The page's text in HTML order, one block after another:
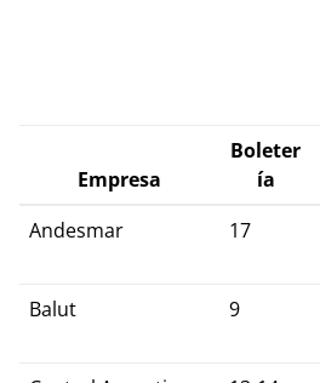
Empresa
Boleter
ía
Andesmar
17
Balut 9